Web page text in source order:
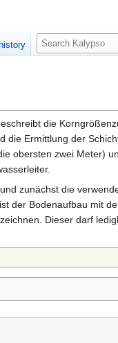
die
die Ermittlung der
obersten zwei Meter)
zunächst die
der Bodenaufbau mit
Dieser darf
S
e
h